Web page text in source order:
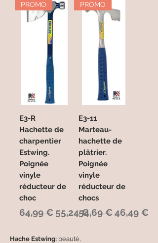
PROMO
E3-R
Hachette de
charpentier
Estwing.
Poignée
vinyle
réducteur de
choc
Prix original
64,99 € Prix promotionnel
55,24 €
PROMO
E3-11
Marteau-
hachette de
plâtrier.
Poignée
vinyle
réducteur de
chocs
Prix original
54,69 €Prix
46,49 €
Hache Estwing: beauté,